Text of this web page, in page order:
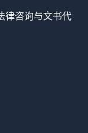
律咨询与文书代